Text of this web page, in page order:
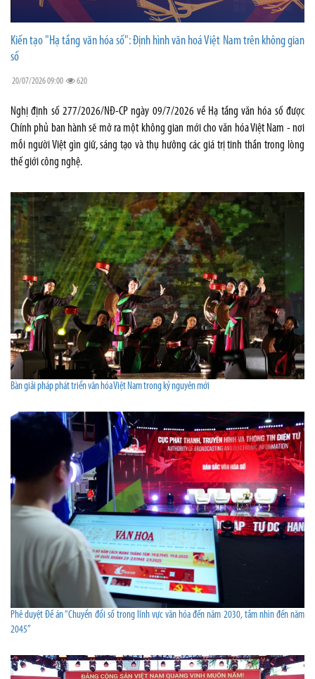
Kiến tạo "Hạ tầng văn hóa số": Định hình văn hoá Việt Nam trên không gian
số
20/07/2026 09:00 620
Nghị định số 277/2026/NĐ-CP ngày 09/7/2026 về Hạ tầng văn hóa số được
Chính phủ ban hành sẽ mở ra một không gian mới cho văn hóa Việt Nam - nơi
mỗi người Việt gìn giữ, sáng tạo và thụ hưởng các giá trị tinh thần trong lòng
thế giới công nghệ.
Bàn giải pháp phát triển văn hóa Việt Nam trong kỷ nguyên mới
Phê duyệt Đề án “Chuyển đổi số trong lĩnh vực văn hóa đến năm 2030, tầm nhìn đến năm
2045”